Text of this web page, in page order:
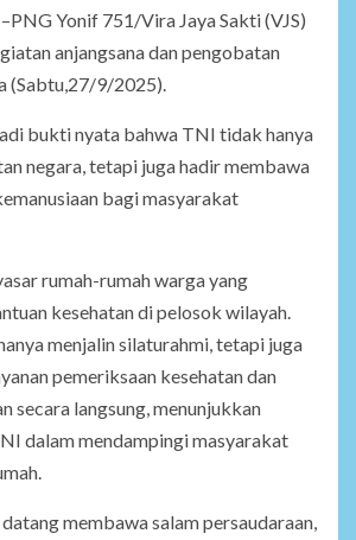
Yonif 751/Vira Jaya Sakti (VJS)
anjangsana dan pengobatan
(Sabtu,27/9/2025).
bukti nyata bahwa TNI tidak hanya
negara, tetapi juga hadir membawa
bagi masyarakat
rumah-rumah warga yang
kesehatan di pelosok wilayah.
menjalin silaturahmi, tetapi juga
pemeriksaan kesehatan dan
secara langsung, menunjukkan
dalam mendampingi masyarakat
membawa salam persaudaraan,